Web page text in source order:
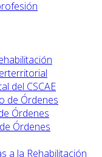
del CSCAE
de Órdenes
Órdenes
Órdenes
a la Rehabilitación